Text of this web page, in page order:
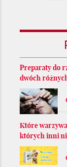
Preparaty do
dwóch
Które
których inni